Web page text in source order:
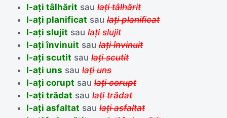
l-ați tâlhărit saulați tâlhărit
l-ați planificat saulați planificat
l-ați slujit saulați slujit
l-ați învinuit saulați învinuit
l-ați scutit saulați scutit
l-ați uns saulați uns
l-ați corupt saulați corupt
l-ați trădat saulați trădat
l-ați asfaltat saulați asfaltat